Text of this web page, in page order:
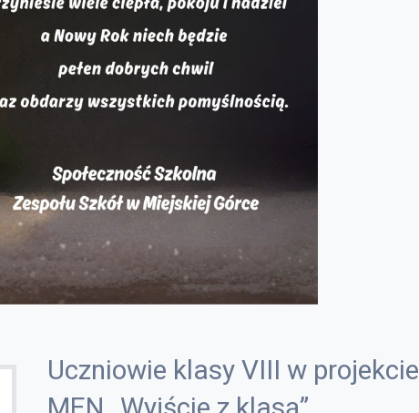
Uczniowie klasy VIII w projekcie